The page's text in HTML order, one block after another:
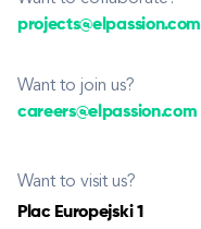
projects@elpassion.com
Want to join us?
careers@elpassion.com
Want to visit us?
Plac Europejski 1